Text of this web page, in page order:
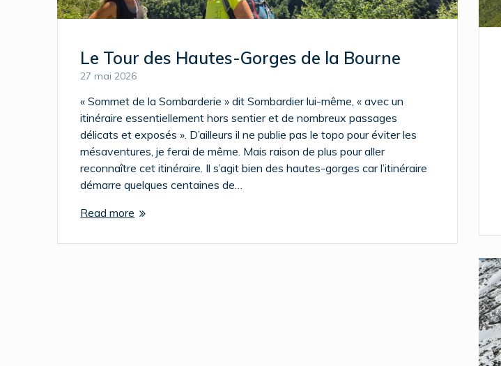
Le Tour des Hautes-Gorges de la Bourne
27 mai 2026
« Sommet de la Sombarderie » dit Sombardier lui-même, « avec un
itinéraire essentiellement hors sentier et de nombreux passages
délicats et exposés ». D’ailleurs il ne publie pas le topo pour éviter les
mésaventures, je ferai de même. Mais raison de plus pour aller
reconnaître cet itinéraire. Il s’agit bien des hautes-gorges car l’itinéraire
démarre quelques centaines de…
Read more